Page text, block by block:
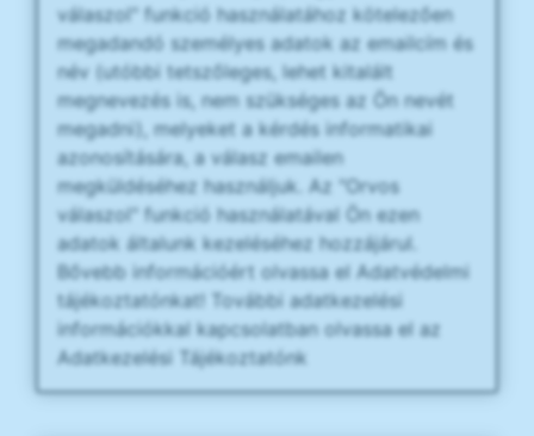
válaszol" funkció használatához kötelezően
megadandó személyes adatok az emailcím és
név (utóbbi tetszőleges, lehet kitalált
megnevezés is, nem szükséges az Ön nevét
megadni), melyeket a kérdés informatikai
azonosítására, a válasz emailen
megküldéséhez használjuk. Az "Orvos
válaszol" funkció használatával Ön ezen
adatok általunk kezeléséhez hozzájárul.
Bővebb információért olvassa el Adatvédelmi
tájékoztatónkat! További adatkezelési
információkkal kapcsolatban olvassa el az
Adatkezelési Tájékoztatónk